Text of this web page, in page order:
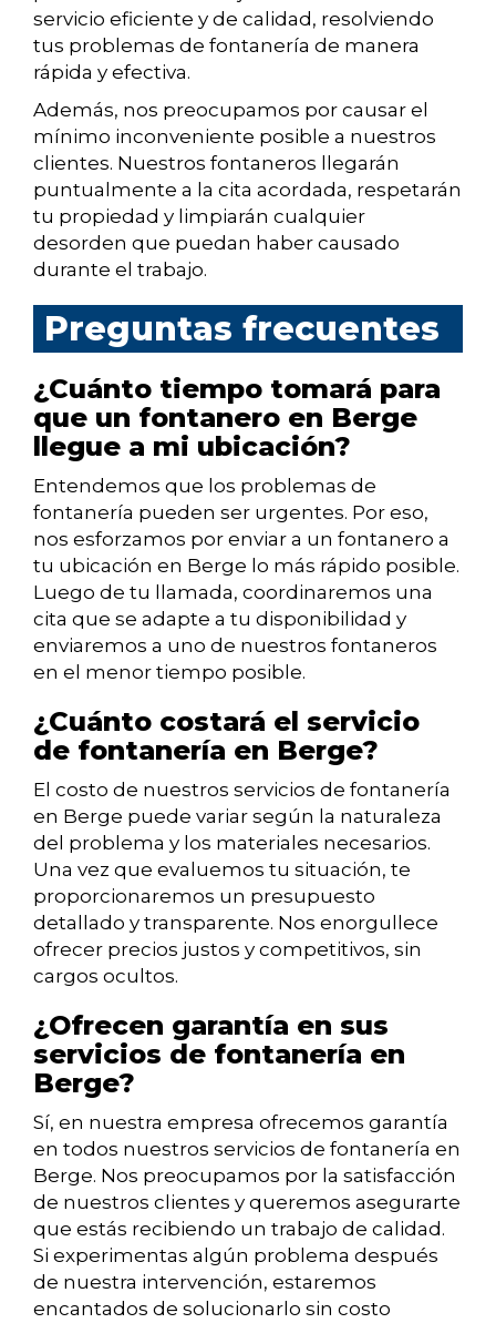
servicio eficiente y de calidad, resolviendo
tus problemas de fontanería de manera
rápida y efectiva.
Además, nos preocupamos por causar el
mínimo inconveniente posible a nuestros
clientes. Nuestros fontaneros llegarán
puntualmente a la cita acordada, respetarán
tu propiedad y limpiarán cualquier
desorden que puedan haber causado
durante el trabajo.
Preguntas frecuentes
¿Cuánto tiempo tomará para
que un fontanero en Berge
llegue a mi ubicación?
Entendemos que los problemas de
fontanería pueden ser urgentes. Por eso,
nos esforzamos por enviar a un fontanero a
tu ubicación en Berge lo más rápido posible.
Luego de tu llamada, coordinaremos una
cita que se adapte a tu disponibilidad y
enviaremos a uno de nuestros fontaneros
en el menor tiempo posible.
¿Cuánto costará el servicio
de fontanería en Berge?
El costo de nuestros servicios de fontanería
en Berge puede variar según la naturaleza
del problema y los materiales necesarios.
Una vez que evaluemos tu situación, te
proporcionaremos un presupuesto
detallado y transparente. Nos enorgullece
ofrecer precios justos y competitivos, sin
cargos ocultos.
¿Ofrecen garantía en sus
servicios de fontanería en
Berge?
Sí, en nuestra empresa ofrecemos garantía
en todos nuestros servicios de fontanería en
Berge. Nos preocupamos por la satisfacción
de nuestros clientes y queremos asegurarte
que estás recibiendo un trabajo de calidad.
Si experimentas algún problema después
de nuestra intervención, estaremos
encantados de solucionarlo sin costo